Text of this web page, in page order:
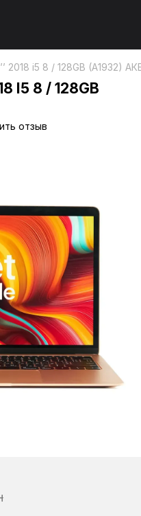
2018 i5 8 / 128GB (A1932)
I5 8 / 128GB
отзыв